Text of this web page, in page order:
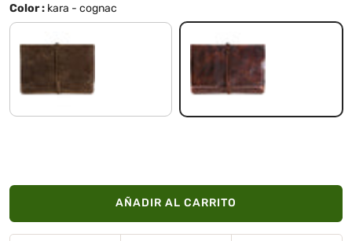
Color : kara - cognac
marrón - medio kara - cognac
AÑADIR AL CARRITO